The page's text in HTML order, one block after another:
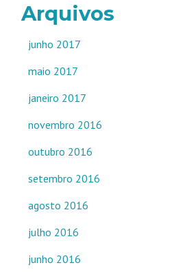
Arquivos
junho 2017
maio 2017
janeiro 2017
novembro 2016
outubro 2016
setembro 2016
agosto 2016
julho 2016
junho 2016